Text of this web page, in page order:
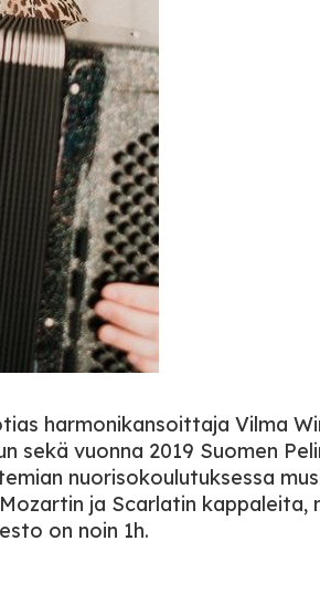
harmonikansoittaja Vilma
sekä vuonna 2019 Suomen
nuorisokoulutuksessa
ja Scarlatin
on noin 1h.